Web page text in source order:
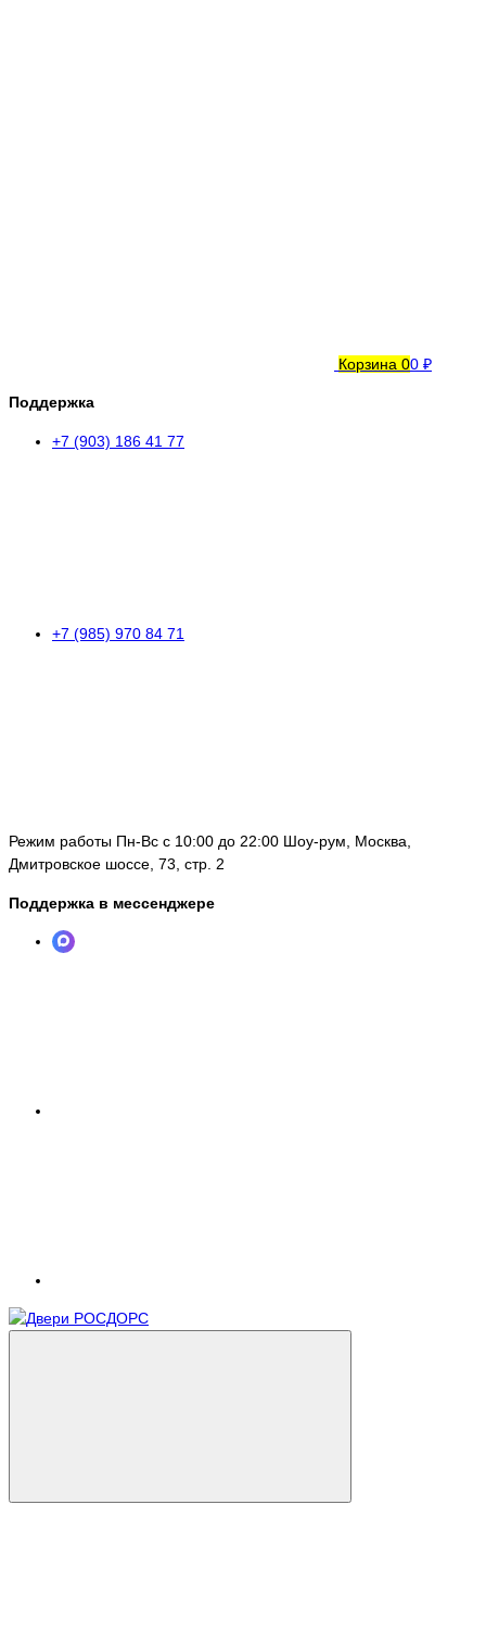
Корзина 00 ₽
Поддержка
+7 (903) 186 41 77
+7 (985) 970 84 71
Режим работы Пн-Вс с 10:00 до 22:00 Шоу-рум, Москва,
Дмитровское шоссе, 73, стр. 2
Поддержка в мессенджере